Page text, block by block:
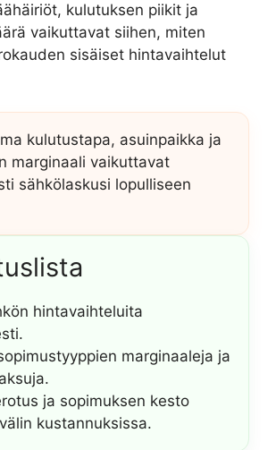
kulutuksen piikit ja
vaikuttavat siihen, miten
sisäiset hintavaihtelut
kulutustapa, asuinpaikka ja
marginaali vaikuttavat
sähkölaskusi lopulliseen
hintavaihteluita
marginaaleja ja
ja sopimuksen kesto
kustannuksissa.